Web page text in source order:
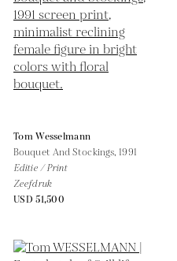
Tom Wesselmann
Bouquet And Stockings,1991
Editie / Print
Zeefdruk
USD 51,500